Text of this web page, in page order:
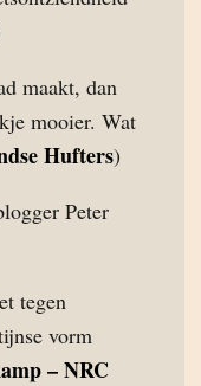
maakt, dan
mooier. Wat
Hufters)
Peter
tegen
vorm
– NRC